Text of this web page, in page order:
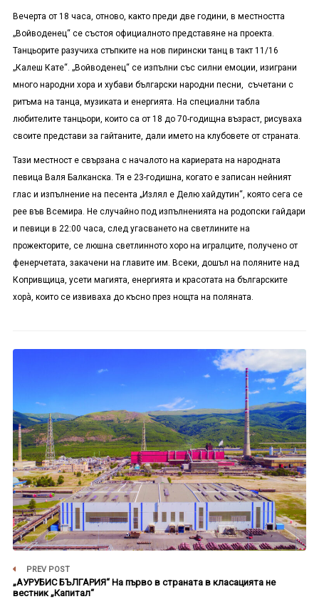
Вечерта от 18 часа, отново, както преди две години, в местността
„Войводенец“ се състоя официалното представяне на проекта.
Танцьорите разучиха стъпките на нов пирински танц в такт 11/16
„Калеш Кате“. „Войводенец“ се изпълни със силни емоции, изиграни
много народни хора и хубави български народни песни, съчетани с
ритъма на танца, музиката и енергията. На специални табла
любителите танцьори, които са от 18 до 70-годищна възраст, рисуваха
своите представи за гайтаните, дали името на клубовете от страната.
Тази местност е свързана с началото на кариерата на народната
певица Валя Балканска. Тя е 23-годишна, когато е записан нейният
глас и изпълнение на песента „Излял е Делю хайдутин“, която сега се
рее във Всемира. Не случайно под изпълненията на родопски гайдари
и певици в 22:00 часа, след угасването на светлините на
прожекторите, се люшна светлинното хоро на игралците, получено от
фенерчетата, закачени на главите им. Всеки, дошъл на поляните над
Копривщица, усети магията, енергията и красотата на българските
хорà, които се извиваха до късно през нощта на поляната.
PREV POST
„АУРУБИС БЪЛГАРИЯ“ На първо в страната в класацията не
вестник „Капитал“